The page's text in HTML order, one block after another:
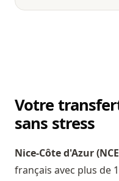
Votre
sans stress
Nice-Côte d'Azur
français avec plus de